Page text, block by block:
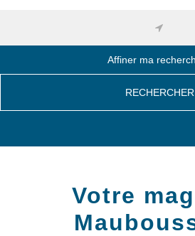
Affiner ma
RECHERCHER
Votre